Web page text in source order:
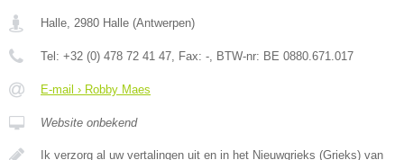
Halle 2980 Halle (Antwerpen)
Tel: +32 (0) 478 72 41 47 , Fax: - , BTW-nr: BE 0880.671.017
E-mail › Robby Maes
Website onbekend
Ik verzorg al uw vertalingen uit en in het Nieuwgrieks (Grieks) van